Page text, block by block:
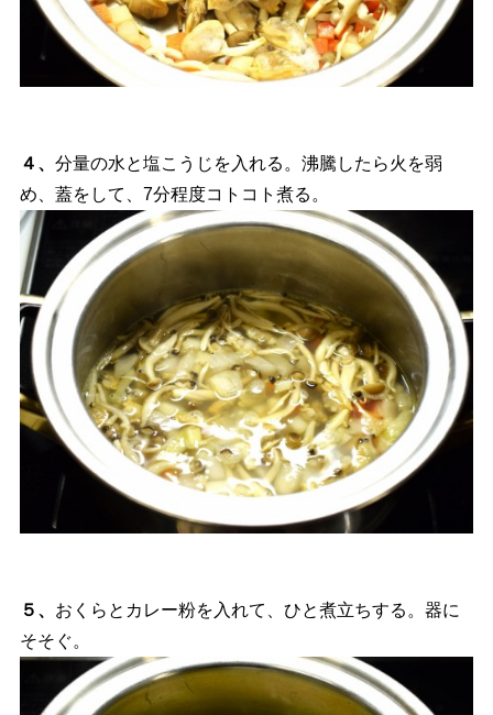
４、 分量の水と塩こうじを入れる。沸騰したら火を弱
め、蓋をして、7分程度コトコト煮る。
５、 おくらとカレー粉を入れて、ひと煮立ちする。器に
そそぐ。